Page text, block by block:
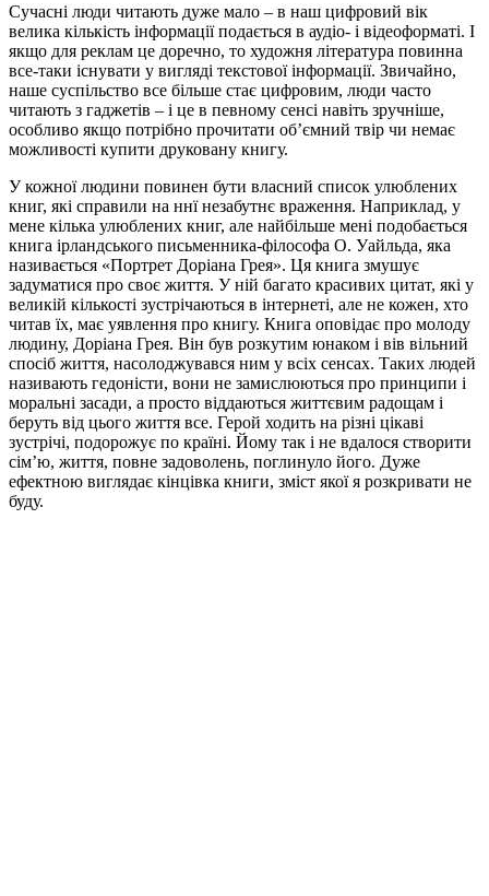
Сучасні люди читають дуже мало – в наш цифровий вік
велика кількість інформації подається в аудіо- і відеоформаті. І
якщо для реклам це доречно, то художня література повинна
все-таки існувати у вигляді текстової інформації. Звичайно,
наше суспільство все більше стає цифровим, люди часто
читають з гаджетів – і це в певному сенсі навіть зручніше,
особливо якщо потрібно прочитати об’ємний твір чи немає
можливості купити друковану книгу.
У кожної людини повинен бути власний список улюблених
книг, які справили на ннї незабутнє враження. Наприклад, у
мене кілька улюблених книг, але найбільше мені подобається
книга ірландського письменника-філософа О. Уайльда, яка
називається «Портрет Доріана Грея». Ця книга змушує
задуматися про своє життя. У ній багато красивих цитат, які у
великій кількості зустрічаються в інтернеті, але не кожен, хто
читав їх, має уявлення про книгу. Книга оповідає про молоду
людину, Доріана Грея. Він був розкутим юнаком і вів вільний
спосіб життя, насолоджувався ним у всіх сенсах. Таких людей
називають гедоністи, вони не замислюються про принципи і
моральні засади, а просто віддаються життєвим радощам і
беруть від цього життя все. Герой ходить на різні цікаві
зустрічі, подорожує по країні. Йому так і не вдалося створити
сім’ю, життя, повне задоволень, поглинуло його. Дуже
ефектною виглядає кінцівка книги, зміст якої я розкривати не
буду.